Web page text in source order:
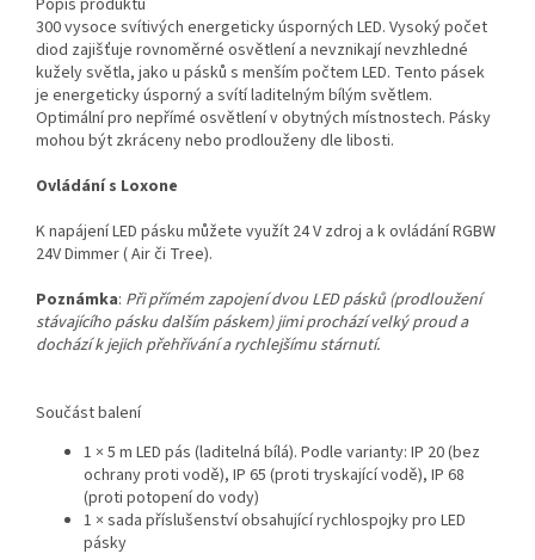
Popis produktu
300 vysoce svítivých energeticky úsporných LED. Vysoký počet
diod zajišťuje rovnoměrné osvětlení a nevznikají nevzhledné
kužely světla, jako u pásků s menším počtem LED. Tento pásek
je energeticky úsporný a svítí laditelným bílým světlem.
Optimální pro nepřímé osvětlení v obytných místnostech. Pásky
mohou být zkráceny nebo prodlouženy dle libosti.
Ovládání s Loxone
K napájení LED pásku můžete využít 24 V zdroj a k ovládání RGBW
24V Dimmer ( Air či Tree).
Poznámka: Při přímém zapojení dvou LED pásků (prodloužení
stávajícího pásku dalším páskem) jimi prochází velký proud a
dochází k jejich přehřívání a rychlejšímu stárnutí.
Součást balení
1 × 5 m LED pás (laditelná bílá). Podle varianty: IP 20 (bez
ochrany proti vodě), IP 65 (proti tryskající vodě), IP 68
(proti potopení do vody)
1 × sada příslušenství obsahující rychlospojky pro LED
pásky